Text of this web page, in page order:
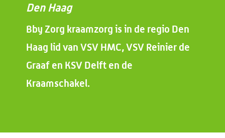
Den Haag
Bby Zorg kraamzorg is in de regio Den
Haag lid van VSV HMC, VSV Reinier de
Graaf en KSV Delft en de
Kraamschakel.